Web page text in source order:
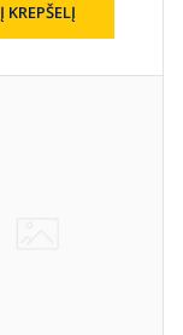
Į KREPŠELĮ